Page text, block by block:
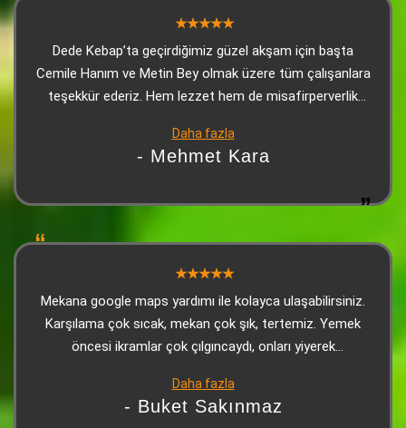
Dede Kebap’ta geçirdiğimiz güzel akşam için başta
Cemile Hanım ve Metin Bey olmak üzere tüm çalışanlara
teşekkür ederiz. Hem lezzet hem de misafirperverlik
Daha fazla
- Mehmet Kara
Mekana google maps yardımı ile kolayca ulaşabilirsiniz.
Karşılama çok sıcak, mekan çok şık, tertemiz. Yemek
öncesi ikramlar çok çılgıncaydı, onları yiyerek
tatlı (yine ikram) harikaydı. Personel çok sıcakkanlı,
güleryüzlü ve ilgiliydi. Biz çok beğendik tavsiye ediyorum
Daha fazla
- Buket Sakınmaz